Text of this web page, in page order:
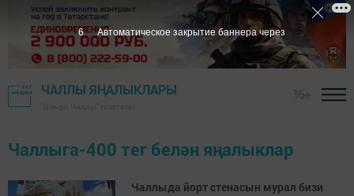
ЧАЛЛЫ ЯҢАЛЫКЛАРЫ
Чаллыга-400 тег белән яңалыклар
Чаллыда йорт стенасын мурал бизи
5 Автоматическое закрытие баннера через